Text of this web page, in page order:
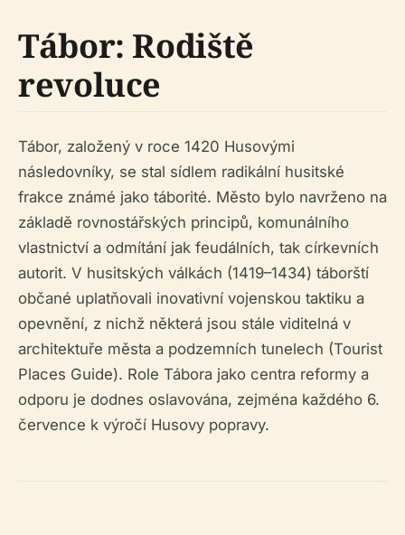
Tábor: Rodiště
revoluce
Tábor, založený v roce 1420 Husovými
následovníky, se stal sídlem radikální husitské
frakce známé jako táborité. Město bylo navrženo na
základě rovnostářských principů, komunálního
vlastnictví a odmítání jak feudálních, tak církevních
autorit. V husitských válkách (1419–1434) táborští
občané uplatňovali inovativní vojenskou taktiku a
opevnění, z nichž některá jsou stále viditelná v
architektuře města a podzemních tunelech (Tourist
Places Guide). Role Tábora jako centra reformy a
odporu je dodnes oslavována, zejména každého 6.
července k výročí Husovy popravy.